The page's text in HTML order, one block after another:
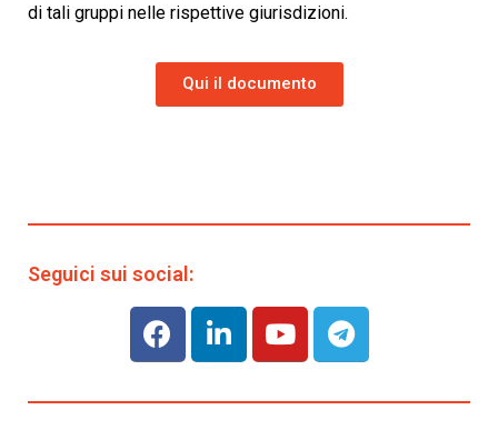
di tali gruppi nelle rispettive giurisdizioni.
Qui il documento
Seguici sui social: